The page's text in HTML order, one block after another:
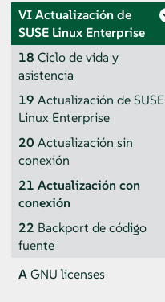
VIActualización de
SUSE Linux Enterprise
18 Ciclo de vida y
asistencia
19 Actualización de SUSE
Linux Enterprise
20 Actualización sin
conexión
21 Actualización con
conexión
22 Backport de código
fuente
AGNU licenses